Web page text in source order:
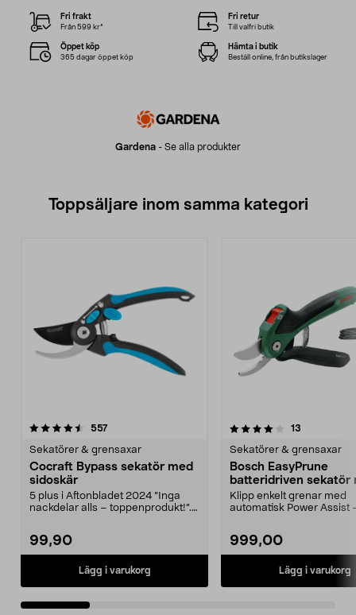
Gardena - Se alla produkter
Fri frakt
Från 599 kr*
Fri retur
Till valfri butik
Öppet köp
365 dagar öppet köp
Hämta i butik
Beställ online, från butikslager
Toppsäljare inom samma kategori
557recensioner
Sekatörer & grensaxar
Cocraft Bypass sekatör med
sidoskär
5 plus i Aftonbladet 2024 ”Inga
nackdelar alls – toppenprodukt!”.
99,90
Lägg i varukorg
4.0 av 5 stjärnor 13
Sekatörer & grensaxar
Bosch EasyPrune
batteridriven sekatör
bypass 3,6 V
Klipp enkelt grenar med
automatisk Power Assist
999,00
Lägg i varukorg
5.0 av 5 stjärnor